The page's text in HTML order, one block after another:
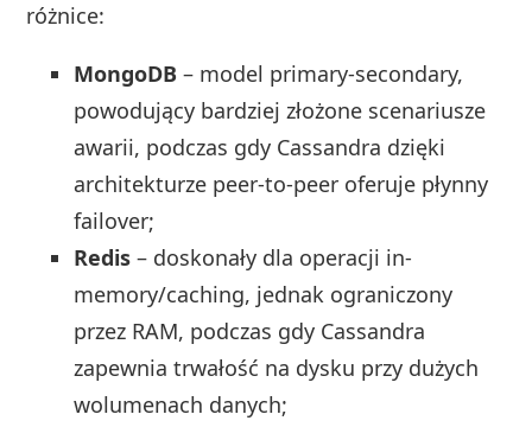
różnice:
MongoDB – model primary-secondary,
powodujący bardziej złożone scenariusze
awarii, podczas gdy Cassandra dzięki
architekturze peer-to-peer oferuje płynny
failover;
Redis – doskonały dla operacji in-
memory/caching, jednak ograniczony
przez RAM, podczas gdy Cassandra
zapewnia trwałość na dysku przy dużych
wolumenach danych;